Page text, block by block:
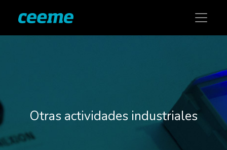
Otras actividades industriales